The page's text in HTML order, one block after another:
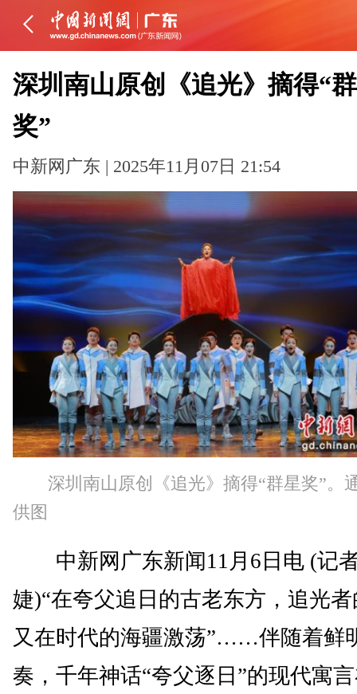
深圳南山原创《追光》摘得“
奖”
中新网广东 | 2025年11月07日 21:54
深圳南山原创《追光》摘得“群星奖”。
供图
中新网广东新闻11月6日电 (记
婕)“在夸父追日的古老东方，追光
又在时代的海疆激荡”……伴随着鲜
奏，千年神话“夸父逐日”的现代寓